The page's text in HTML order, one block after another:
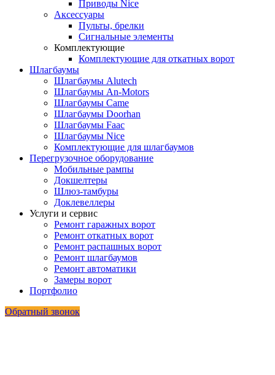
Приводы Nice
Аксессуары
Пульты, брелки
Сигнальные элементы
Комплектующие
Комплектующие для откатных ворот
Шлагбаумы
Шлагбаумы Alutech
Шлагбаумы An-Motors
Шлагбаумы Came
Шлагбаумы Doorhan
Шлагбаумы Faac
Шлагбаумы Nice
Комплектующие для шлагбаумов
Перегрузочное оборудование
Мобильные рампы
Докшелтеры
Шлюз-тамбуры
Доклевеллеры
Услуги и сервис
Ремонт гаражных ворот
Ремонт откатных ворот
Ремонт распашных ворот
Ремонт шлагбаумов
Ремонт автоматики
Замеры ворот
Портфолио
Обратный звонок